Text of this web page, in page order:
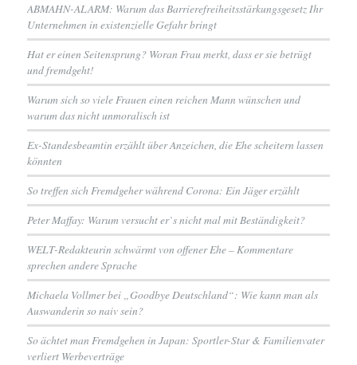
ABMAHN-ALARM: Warum das Barrierefreiheitsstärkungsgesetz Ihr
Unternehmen in existenzielle Gefahr bringt
Hat er einen Seitensprung? Woran Frau merkt, dass er sie betrügt
und fremdgeht!
Warum sich so viele Frauen einen reichen Mann wünschen und
warum das nicht unmoralisch ist
Ex-Standesbeamtin erzählt über Anzeichen, die Ehe scheitern lassen
könnten
So treffen sich Fremdgeher während Corona: Ein Jäger erzählt
Peter Maffay: Warum versucht er`s nicht mal mit Beständigkeit?
WELT-Redakteurin schwärmt von offener Ehe – Kommentare
sprechen andere Sprache
Michaela Vollmer bei „Goodbye Deutschland“: Wie kann man als
Auswanderin so naiv sein?
So ächtet man Fremdgehen in Japan: Sportler-Star & Familienvater
verliert Werbeverträge